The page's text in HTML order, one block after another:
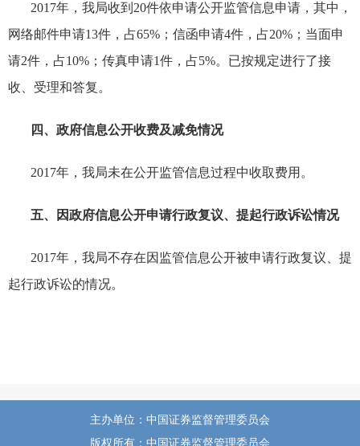
2017年，我局收到 20件依申请公开监管信息申请，其中，
网络邮件申请13件，占65%；信函申请4件，占20%；当面申
请2件，占10%；传真申请1件，占5%。已按规定进行了接
收、受理和答复。
四、政府信息公开收费及减免情况
2017年，我局未在公开监管信息过程中收取费用。
五、因政府信息公开申请行政复议、提起行政诉讼情况
2017年，我局不存在因监管信息公开被申请行政复议、提
起行政诉讼的情况。
主办单位：中国证券监督管理委员会
版权所有：中国证券监督管理委员会